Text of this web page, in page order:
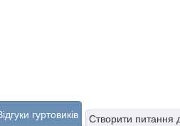
гуртовиків
Створити питання